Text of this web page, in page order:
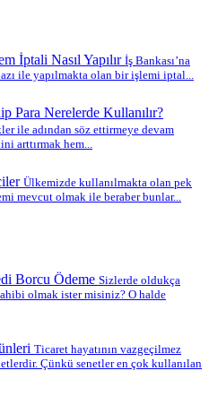
İptali Nasıl Yapılır İş Bankası’na
ile yapılmakta olan bir işlemi iptal...
Para Nerelerde Kullanılır?
ile adından söz ettirmeye devam
arttırmak hem...
Ülkemizde kullanılmakta olan pek
mevcut olmak ile beraber bunlar...
Borcu Ödeme Sizlerde oldukça
olmak ister misiniz? O halde
Ticaret hayatının vazgeçilmez
Çünkü senetler en çok kullanılan